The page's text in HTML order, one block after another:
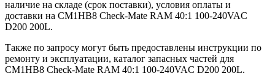
наличие на складе (срок поставки), условия оплаты и
доставки на CM1HB8 Check-Mate RAM 40:1 100-240VAC
D200 200L.
Также по запросу могут быть предоставлены инструкции по
ремонту и эксплуатации, каталог запасных частей для
CM1HB8 Check-Mate RAM 40:1 100-240VAC D200 200L.